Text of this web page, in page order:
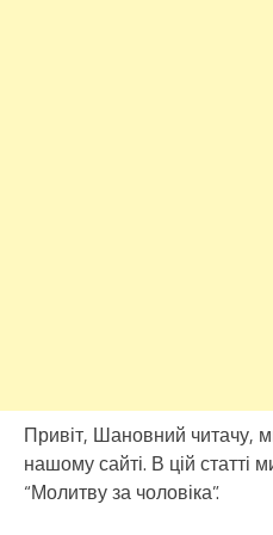
Привіт, Шановний читачу,
нашому сайті. В цій статті
“Молитву за чоловіка”.